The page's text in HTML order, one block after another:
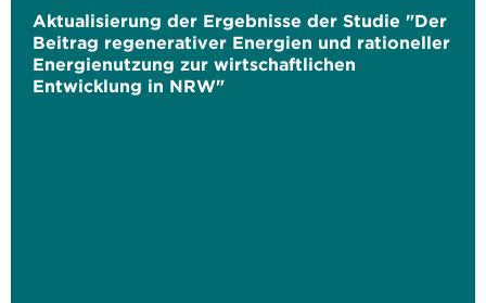
Aktualisierung der Ergebnisse der Studie "Der
Beitrag regenerativer Energien und rationeller
Energienutzung zur wirtschaftlichen
Entwicklung in NRW"